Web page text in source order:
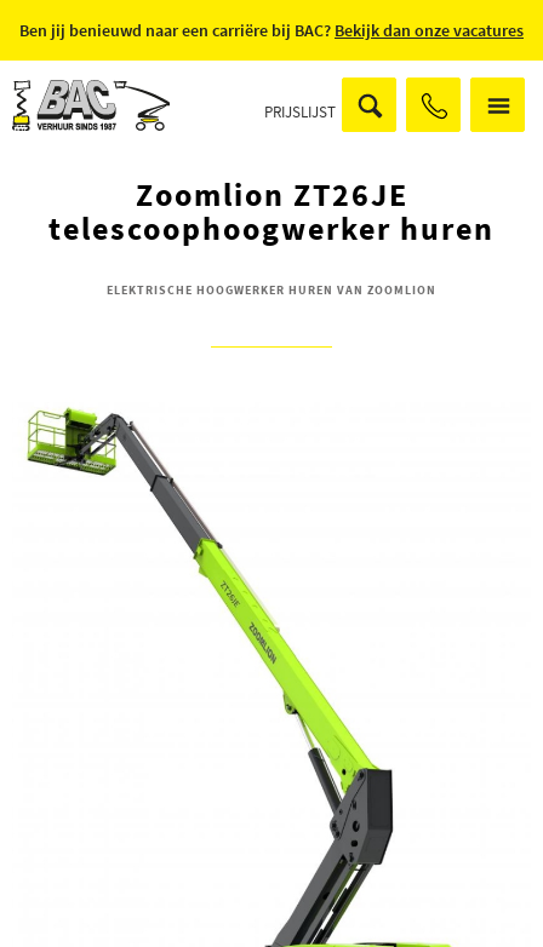
Ben jij benieuwd naar een carriëre bij BAC? Bekijk dan onze vacatures
PRIJSLIJST
Zoomlion ZT26JE
telescoophoogwerker huren
ELEKTRISCHE HOOGWERKER HUREN VAN ZOOMLION